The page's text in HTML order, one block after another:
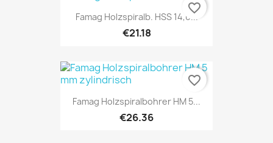
Famag Holzspiralb. HSS 14,0...
€21.18
favorite_border
Famag Holzspiralbohrer HM 5...
€26.36
favorite_border